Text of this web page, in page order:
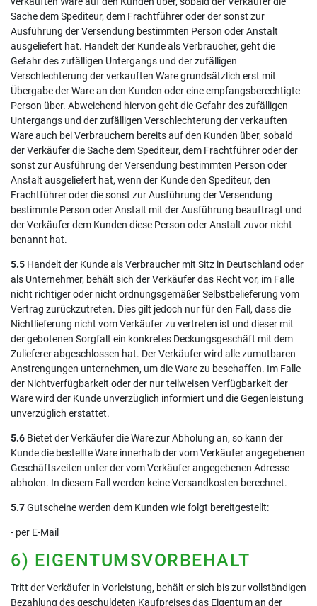
Sache dem Spediteur, dem Frachtführer oder der sonst zur
Ausführung der Versendung bestimmten Person oder Anstalt
ausgeliefert hat. Handelt der Kunde als Verbraucher, geht die
Gefahr des zufälligen Untergangs und der zufälligen
Verschlechterung der verkauften Ware grundsätzlich erst mit
Übergabe der Ware an den Kunden oder eine empfangsberechtigte
Person über. Abweichend hiervon geht die Gefahr des zufälligen
Untergangs und der zufälligen Verschlechterung der verkauften
Ware auch bei Verbrauchern bereits auf den Kunden über, sobald
der Verkäufer die Sache dem Spediteur, dem Frachtführer oder der
sonst zur Ausführung der Versendung bestimmten Person oder
Anstalt ausgeliefert hat, wenn der Kunde den Spediteur, den
Frachtführer oder die sonst zur Ausführung der Versendung
bestimmte Person oder Anstalt mit der Ausführung beauftragt und
der Verkäufer dem Kunden diese Person oder Anstalt zuvor nicht
benannt hat.
5.5 Handelt der Kunde als Verbraucher mit Sitz in Deutschland oder
als Unternehmer, behält sich der Verkäufer das Recht vor, im Falle
nicht richtiger oder nicht ordnungsgemäßer Selbstbelieferung vom
Vertrag zurückzutreten. Dies gilt jedoch nur für den Fall, dass die
Nichtlieferung nicht vom Verkäufer zu vertreten ist und dieser mit
der gebotenen Sorgfalt ein konkretes Deckungsgeschäft mit dem
Zulieferer abgeschlossen hat. Der Verkäufer wird alle zumutbaren
Anstrengungen unternehmen, um die Ware zu beschaffen. Im Falle
der Nichtverfügbarkeit oder der nur teilweisen Verfügbarkeit der
Ware wird der Kunde unverzüglich informiert und die Gegenleistung
unverzüglich erstattet.
5.6 Bietet der Verkäufer die Ware zur Abholung an, so kann der
Kunde die bestellte Ware innerhalb der vom Verkäufer angegebenen
Geschäftszeiten unter der vom Verkäufer angegebenen Adresse
abholen. In diesem Fall werden keine Versandkosten berechnet.
5.7Gutscheine werden dem Kunden wie folgt bereitgestellt:
- per E-Mail
6) EIGENTUMSVORBEHALT
Tritt der Verkäufer in Vorleistung, behält er sich bis zur vollständigen
Bezahlung des geschuldeten Kaufpreises das Eigentum an der